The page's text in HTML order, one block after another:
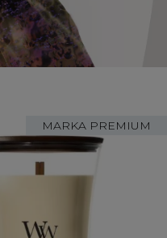
MARKA PREMIUM